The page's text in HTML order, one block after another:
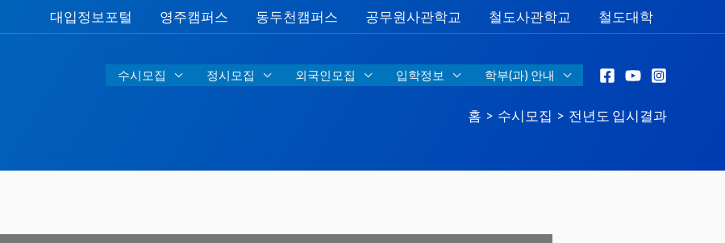
대입정보포털 영주캠퍼스 동두천캠퍼스 공무원사관학교 철도사관학교 철도대학
수시모집 정시모집 외국인모집 입학정보 학부(과) 안내
홈 수시모집 전년도 입시결과